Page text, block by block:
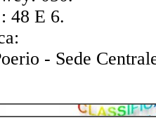
48 E 6.
- Sede